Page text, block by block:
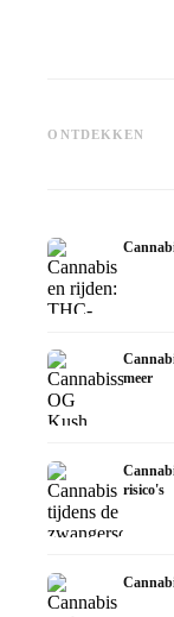
ONTDEKKEN
tonen
meer
risico's